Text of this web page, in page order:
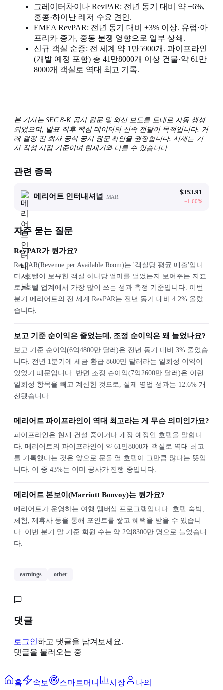
그레이터차이나 RevPAR: 전년 동기 대비 약 +6%,
홍콩·하이난 레저 수요 견인.
EMEA RevPAR: 전년 동기 대비 +3% 이상. 유럽·아
프리카 증가, 중동 분쟁 영향으로 일부 상쇄.
신규 객실 순증: 전 세계 약 1만5900개. 파이프라인
(개발 예정 포함) 총 41만8000개 이상 건물·약 61만
8000개 객실로 역대 최고 기록.
본 기사는 SEC 8-K 공시 원문 및 외신 보도를 토대로 자동 생성
되었으며, 발표 직후 핵심 데이터의 신속 전달이 목적입니다. 거
래 결정 전 회사 공식 공시 원문 확인을 권장합니다. 시세는 기
사 작성 시점 기준이며 현재가와 다를 수 있습니다.
관련 종목
메리어트 인터내셔널 MAR
$353.91
−1.60%
자주 묻는 질문
RevPAR가 뭔가요?
RevPAR(Revenue per Available Room)는 '객실당 평균 매출'입니
다. 호텔이 보유한 객실 하나당 얼마를 벌었는지 보여주는 지표
로, 호텔 업계에서 가장 많이 쓰는 성과 측정 기준입니다. 이번
분기 메리어트의 전 세계 RevPAR는 전년 동기 대비 4.2% 올랐
습니다.
보고 기준 순이익은 줄었는데, 조정 순이익은 왜 늘었나요?
보고 기준 순이익(6억4800만 달러)은 전년 동기 대비 3% 줄었습
니다. 전년 1분기에 세금 환급 8600만 달러라는 일회성 이익이
있었기 때문입니다. 반면 조정 순이익(7억2600만 달러)은 이런
일회성 항목을 빼고 계산한 것으로, 실제 영업 성과는 12.6% 개
선됐습니다.
메리어트 파이프라인이 역대 최고라는 게 무슨 의미인가요?
파이프라인은 현재 건설 중이거나 개장 예정인 호텔을 말합니
다. 메리어트의 파이프라인이 약 61만8000개 객실로 역대 최고
를 기록했다는 것은 앞으로 문을 열 호텔이 그만큼 많다는 뜻입
니다. 이 중 43%는 이미 공사가 진행 중입니다.
메리어트 본보이(Marriott Bonvoy)는 뭔가요?
메리어트가 운영하는 여행 멤버십 프로그램입니다. 호텔 숙박,
체험, 제휴사 등을 통해 포인트를 쌓고 혜택을 받을 수 있습니
다. 이번 분기 말 기준 회원 수는 약 2억8300만 명으로 늘었습니
다.
earnings other
댓글
로그인하고 댓글을 남겨보세요.
댓글을 불러오는 중
홈 속보 스마트머니 시장 나의